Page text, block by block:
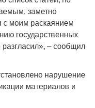
заметно
с моим раскаянием
государственных
разгласил», – сообщил
нарушение
материалов и